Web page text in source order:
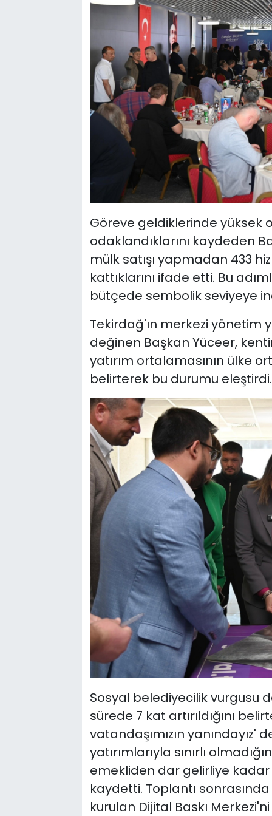
Göreve geldiklerinde
odaklandıklarını kaydeden
mülk satışı yapmadan 433
kattıklarını ifade etti. Bu
bütçede sembolik seviyeye
Tekirdağ'ın merkezi yönetim
değinen Başkan Yüceer,
yatırım ortalamasının ülke
belirterek bu durumu eleştirdi.
Sosyal belediyecilik vurgusu
sürede 7 kat artırıldığını
vatandaşımızın yanındayız'
yatırımlarıyla sınırlı
emekliden dar gelirliye kadar
kaydetti. Toplantı
kurulan Dijital Baskı